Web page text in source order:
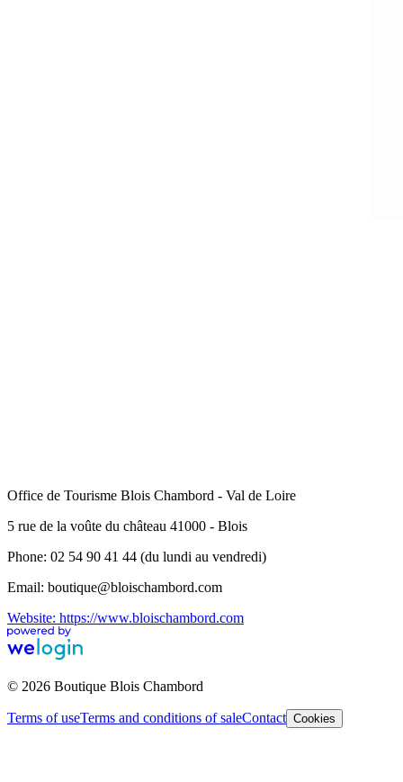
Office de Tourisme Blois Chambord - Val de Loire
5 rue de la voûte du château 41000 - Blois
Phone: 02 54 90 41 44 (du lundi au vendredi)
Email: boutique@bloischambord.com
Website: https://www.bloischambord.com
© 2026 Boutique Blois Chambord
Terms of useTerms and conditions of saleContact Cookies